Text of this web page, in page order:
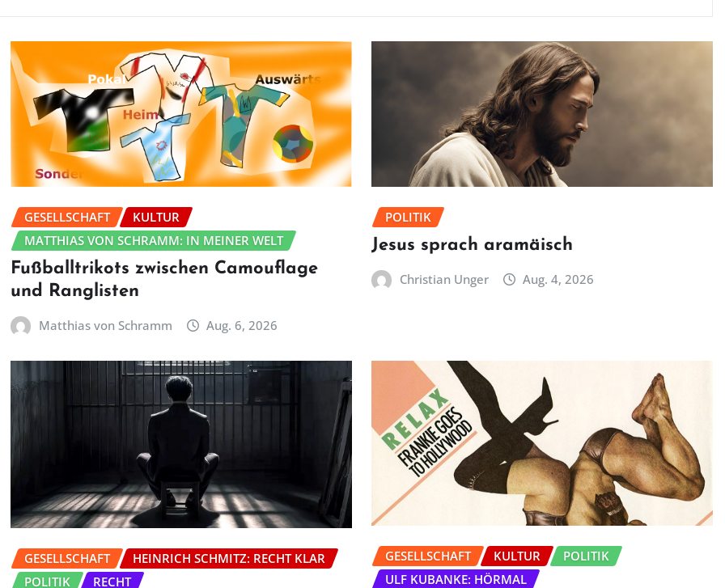
GESELLSCHAFT
KULTUR
MATTHIAS VON SCHRAMM: IN MEINER WELT
Fußballtrikots zwischen Camouflage
und Ranglisten
Matthias von Schramm Aug. 6, 2026
POLITIK
Jesus sprach aramäisch
Christian Unger Aug. 4, 2026
GESELLSCHAFT
HEINRICH SCHMITZ: RECHT KLAR
POLITIK
RECHT
GESELLSCHAFT KULTUR
POLITIK
ULF KUBANKE: HÖRMAL